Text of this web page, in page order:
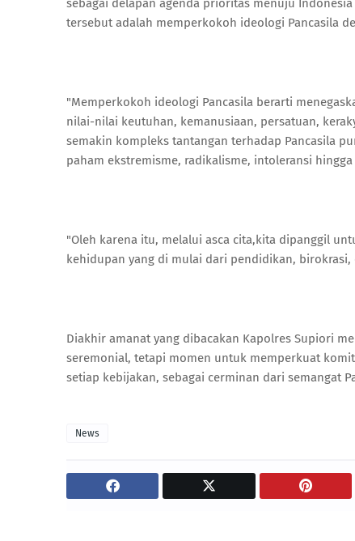
sebagai delapan agenda prioritas menuju
tersebut adalah memperkokoh ideologi Pancasila
"Memperkokoh ideologi Pancasila berarti
nilai-nilai keutuhan, kemanusiaan, persatuan,
semakin kompleks tantangan terhadap Pancasila
paham ekstremisme, radikalisme, intoleransi
"Oleh karena itu, melalui asca cita,kita dipanggil
kehidupan yang di mulai dari pendidikan,
Diakhir amanat yang dibacakan Kapolres Supiori
seremonial, tetapi momen untuk memperkuat
setiap kebijakan, sebagai cerminan dari semangat
News